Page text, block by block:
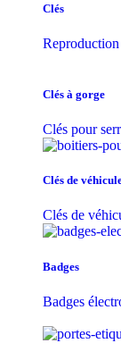
Clés
Reproduction
Clés à gorge
Clés pour
Clés de
Clés de
Badges
Badges